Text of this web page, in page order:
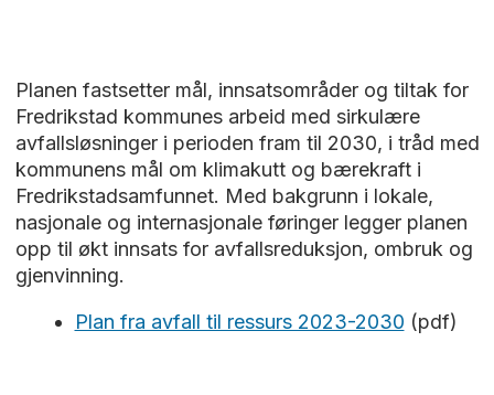
Planen fastsetter mål, innsatsområder og tiltak for
Fredrikstad kommunes arbeid med sirkulære
avfallsløsninger i perioden fram til 2030, i tråd med
kommunens mål om klimakutt og bærekraft i
Fredrikstadsamfunnet. Med bakgrunn i lokale,
nasjonale og internasjonale føringer legger planen
opp til økt innsats for avfallsreduksjon, ombruk og
gjenvinning.
Plan fra avfall til ressurs 2023-2030 (pdf)